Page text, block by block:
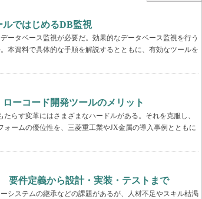
ルではじめるDB監視
ータベース監視が必要だ。効果的なデータベース監視を行う
本資料で具体的な手順を解説するとともに、有効なツールを
ーコード開発ツールのメリット
らす変革にはさまざまなハードルがある。それを克服し、
ームの優位性を、三菱重工業やJX金属の導入事例とともに
件定義から設計・実装・テストまで
システムの継承などの課題があるが、人材不足やスキル枯渇